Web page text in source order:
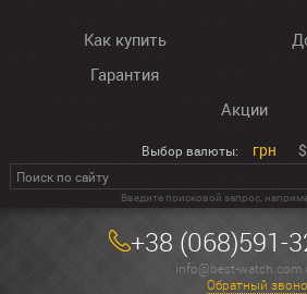
Как купить
Гарантия
Акции
Выбор валюты: грн $
Введите поисковой запрос,
+38 (068)591-
info@best-
Обратный